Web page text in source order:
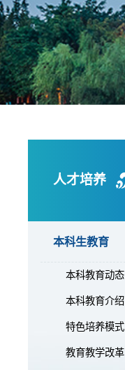
人才培养
本科生教育
本科教育动态
本科教育介绍
特色培养模式
教育教学改革